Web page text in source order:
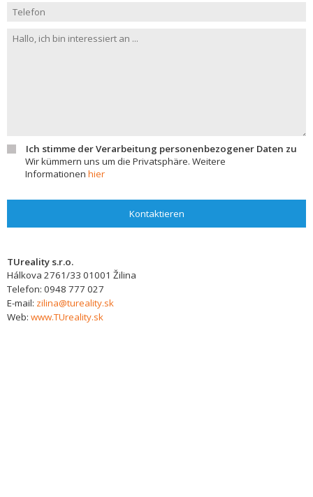
Ich stimme der Verarbeitung personenbezogener Daten zu
Wir kümmern uns um die Privatsphäre. Weitere
Informationen hier
Kontaktieren
TUreality s.r.o.
Hálkova 2761/33 01001 Žilina
Telefon: 0948 777 027
E-mail: zilina@tureality.sk
Web: www.TUreality.sk